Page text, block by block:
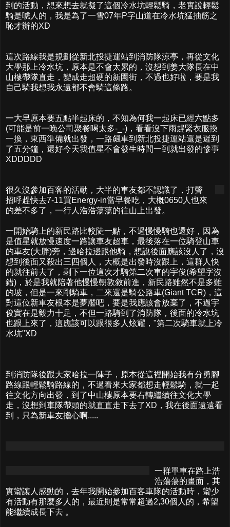
到的活動，想來想去就擬了這個冷水坑輕鬆騎，老實說輕鬆
騎是唬人的，我是為了一雪07年P字山道在冷水坑猛抽筋之
恥才辦的XD
這次路線我是規劃從新北投捷運站到消防隊涼亭，再從文化
大學那上冷水坑，原本是不會太累的，沒想到姜大隊長在中
山樓帶隊直走，變成走超硬的新園街，不過也好啦，要是我
自己騎我想我永遠都不會騎這條路。
一大早原本要五點半起床的，不知為何我一起床已經六點多
(可能是前一晚公司聚餐喝太多-_-)，看看沒下雨趕緊衣服換
一換，東西準備就出發，一路飆車到新北投捷運站還是遲到
了五分鐘，還好今天我值星不會發生時間一到就出發的慘事
XDDDDD
很久沒參加百客的活動，大半的車友都不認識了，打聲
招呼趕快去7-11買Energy-in當早餐吃，大概0650人也來
的差不多了，一行人浩浩蕩蕩的往山上出發。
一開始騎上的新民路比較陡一點，不過慢慢騎也還好，因為
是值星就放慢速度一路讓車友超車，最後落在一位騎登山車
的車友(大胖)旁，邊哈拉邊跟他騎，想說後面應該沒人了，沒
想到後面又殺出三四個人，大概是出發時沒跟上，這群人快
的就往前去了，剩下一位這次才騎第二次車的宇俊(希望字沒
錯)，於是我就陪著他慢慢朝敦敘前進，新民路雖然不是多難
的坡，但是一來剛騎車，二來還是騎公路車(Giant TCR)，這
對這位新車友根本是夢靨吧，要是我應該會放棄了，不過宇
俊實在是毅力十足，不但一路騎到了消防隊，後面的冷水坑
也跟上來了，這應該可以跟很多人炫耀，"第二次騎車就上冷
水坑"XD
到消防隊後跟大家哈拉一陣子，原本從這裡開始我有分勇腳
路線跟輕鬆騎路線的，不過看來大家都想走輕鬆騎，就一起
往文化方向出發，到了中山樓原本要右轉繼續往文化大學
走，沒想到車隊帶頭的就直直走下去了XD，我在後面遠遠看
到，只為新車友擔心啊.....
一群單車在路上浩
浩蕩蕩的畫面，其
實蠻讓人感動的，去年我開始參加百客車隊的活動時，蠻少
有活動有那麼多人的，最近則是常常超過2,30個人的，希望
能繼續成長下去 。